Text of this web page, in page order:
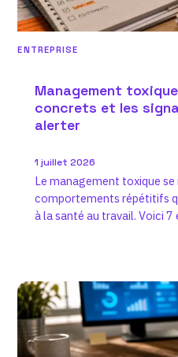
ENTREPRISE
Management
concrets et les
alerter
1 juillet 2026
Le management toxique
comportements répétitifs
à la santé au travail. Voici